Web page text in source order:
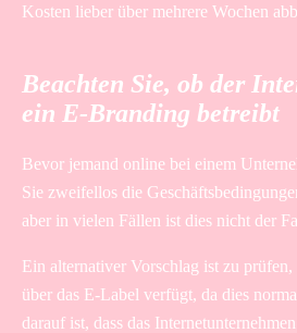
Kosten lieber über mehrere Wochen
Beachten Sie, ob der
ein E-Branding betreibt
Bevor jemand online bei einem
Sie zweifellos die
aber in vielen Fällen ist dies nicht der
Ein alternativer Vorschlag ist zu
über das E-Label verfügt, da dies
darauf ist, dass das